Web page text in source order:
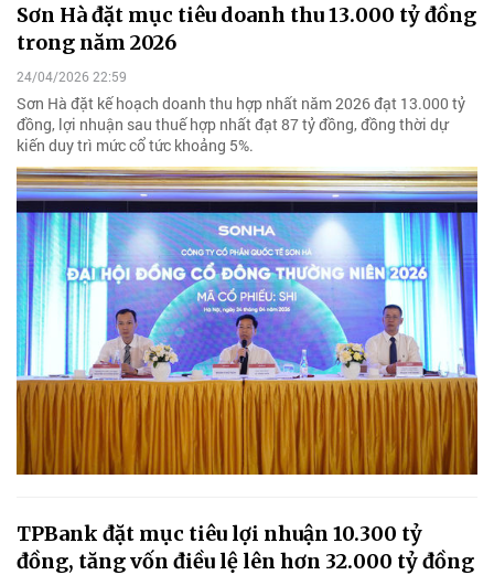
Sơn Hà đặt mục tiêu doanh thu 13.000 tỷ đồng
trong năm 2026
24/04/2026 22:59
Sơn Hà đặt kế hoạch doanh thu hợp nhất năm 2026 đạt 13.000 tỷ
đồng, lợi nhuận sau thuế hợp nhất đạt 87 tỷ đồng, đồng thời dự
kiến duy trì mức cổ tức khoảng 5%.
TPBank đặt mục tiêu lợi nhuận 10.300 tỷ
đồng, tăng vốn điều lệ lên hơn 32.000 tỷ đồng